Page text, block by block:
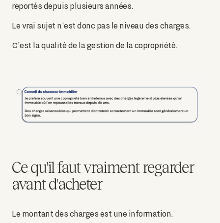
reportés depuis plusieurs années.
Le vrai sujet n'est donc pas le niveau des charges.
C'est la qualité de la gestion de la copropriété.
Ce qu'il faut vraiment regarder
avant d'acheter
Le montant des charges est une information.